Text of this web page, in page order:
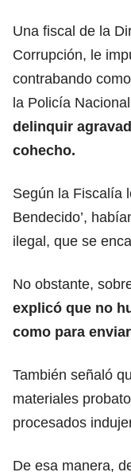
Una fiscal de la
Corrupción, le
contrabando
la Policía
delinquir
cohecho.
Según la Fiscalía
Bendecido’,
ilegal, que se
No obstante,
explicó que no
como para
También señaló
materiales
procesados
De esa manera,